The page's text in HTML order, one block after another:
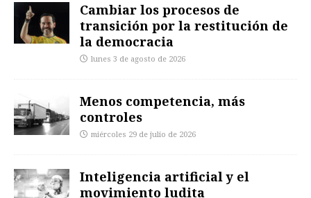
Cambiar los procesos de
transición por la restitución de
la democracia
lunes 3 de agosto de 2026
Menos competencia, más
controles
miércoles 29 de julio de 2026
Inteligencia artificial y el
movimiento ludita